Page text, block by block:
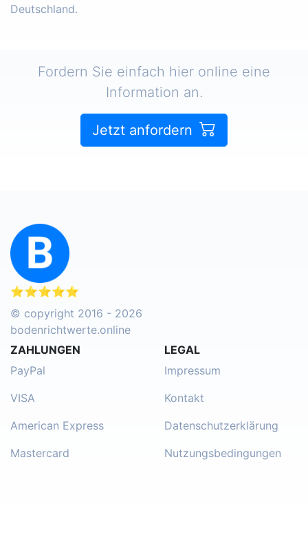
Deutschland.
Fordern Sie einfach hier online eine
Information an.
Jetzt anfordern
⭐⭐⭐⭐⭐
© copyright 2016 - 2026
bodenrichtwerte.online
ZAHLUNGEN
PayPal
VISA
American Express
Mastercard
LEGAL
Impressum
Kontakt
Datenschutzerklärung
Nutzungsbedingungen